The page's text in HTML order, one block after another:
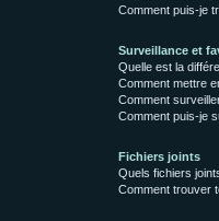
Comment puis-je
Surveillance et
Quelle est la
Comment mettre
Comment
Comment puis-je
Fichiers joints
Quels fichiers
Comment trouver